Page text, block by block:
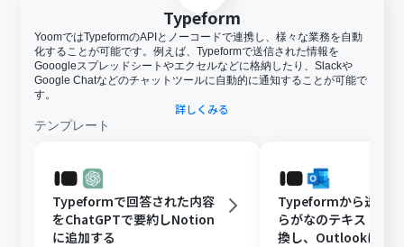
Typeform
YoomではTypeformのAPIとノーコードで連携し、様々な業務を自動
化することが可能です。例えば、Typeformで送信された情報を
Gooogleスプレッドシートやエクセルなどに格納したり、Slackや
Google Chatなどのチャットツールに自動的に通知することが可能で
す。
詳しくみる
テンプレート
Typeformで回答された内容
をChatGPTで要約しNotion
に追加する
Typeformから送信
らがなのテキストを
換し、Outlookに通